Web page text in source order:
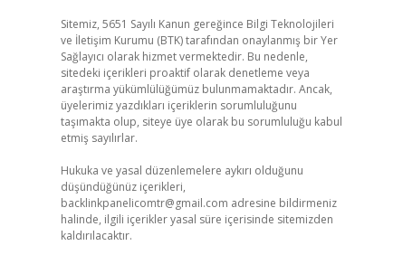
Sitemiz, 5651 Sayılı Kanun gereğince Bilgi Teknolojileri
ve İletişim Kurumu (BTK) tarafından onaylanmış bir Yer
Sağlayıcı olarak hizmet vermektedir. Bu nedenle,
sitedeki içerikleri proaktif olarak denetleme veya
araştırma yükümlülüğümüz bulunmamaktadır. Ancak,
üyelerimiz yazdıkları içeriklerin sorumluluğunu
taşımakta olup, siteye üye olarak bu sorumluluğu kabul
etmiş sayılırlar.
Hukuka ve yasal düzenlemelere aykırı olduğunu
düşündüğünüz içerikleri,
backlinkpanelicomtr@gmail.com adresine bildirmeniz
halinde, ilgili içerikler yasal süre içerisinde sitemizden
kaldırılacaktır.